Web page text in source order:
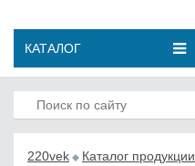
КАТАЛОГ
220vek
Каталог продукции